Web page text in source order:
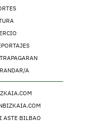
A
ASTE BILBAO